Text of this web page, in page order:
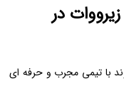
در
با تیمی مجرب و حرفه‌ ای